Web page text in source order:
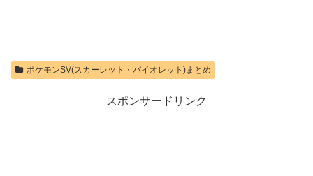
ポケモンSV(スカーレット・バイオレット)まとめ
スポンサードリンク